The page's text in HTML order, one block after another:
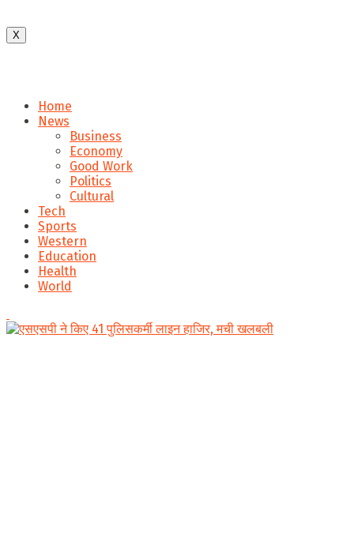
X
Home
News
Business
Economy
Good Work
Politics
Cultural
Tech
Sports
Western
Education
Health
World